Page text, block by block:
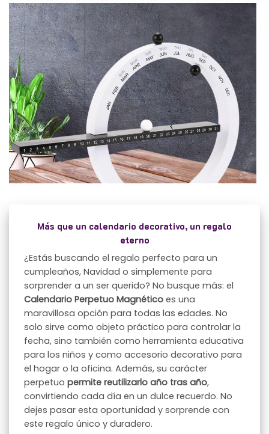
Más que un calendario decorativo, un regalo
eterno
¿Estás buscando el regalo perfecto para un
cumpleaños, Navidad o simplemente para
sorprender a un ser querido? No busque más: el
Calendario Perpetuo Magnéticoes una
maravillosa opción para todas las edades. No
solo sirve como objeto práctico para controlar la
fecha, sino también como herramienta educativa
para los niños y como accesorio decorativo para
el hogar o la oficina. Además, su carácter
perpetuopermite reutilizarlo año tras año,
convirtiendo cada día en un dulce recuerdo. No
dejes pasar esta oportunidad y sorprende con
este regalo único y duradero.